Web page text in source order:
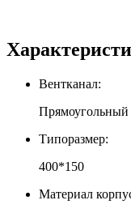
Вентканал:
Прямоугольный
Типоразмер:
400*150
Материал